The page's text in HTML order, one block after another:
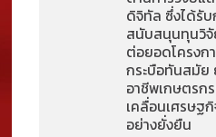
ดิจิทัล ซึ่งได้รับ
สนับสนุนทุนวิจั
ต่อยอดโครงก
กระบือทันสมัย
อาชีพเกษตรก
เคลื่อนเศรษฐ
อย่างยั่งยืน